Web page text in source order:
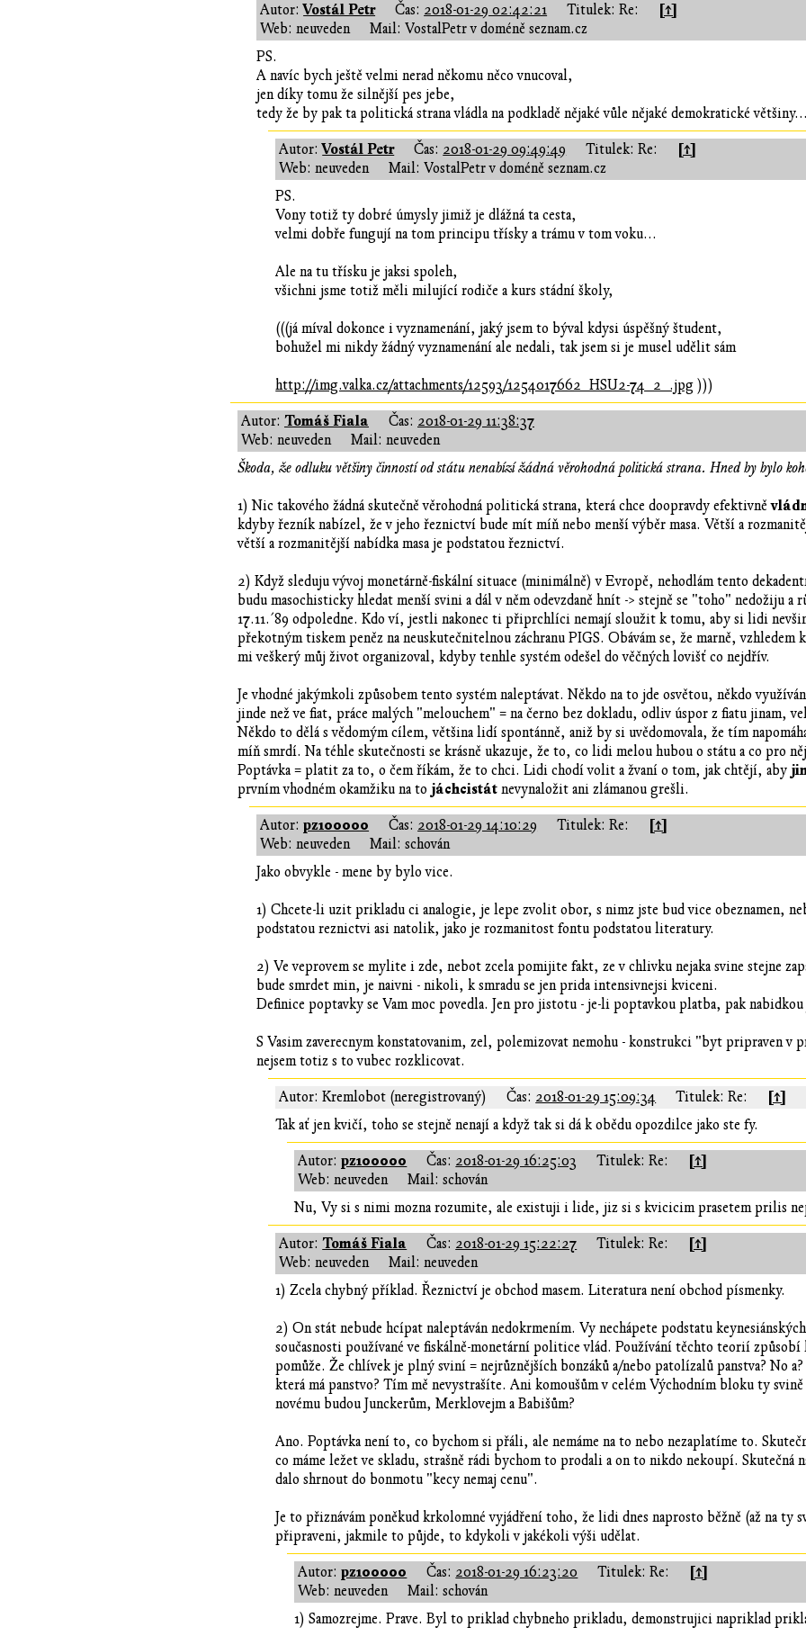
Autor:Vostál Petr Čas: 2018-01-29 02:42:21 Titulek: Re: [↑]
Web: neuveden
Mail: VostalPetr v doméně seznam.cz
PS.
A navíc bych ještě velmi nerad někomu něco vnucoval,
jen díky tomu že silnější pes jebe,
tedy že by pak ta politická strana vládla na podkladě nějaké vůle nějaké demokratické většiny...
Autor:Vostál Petr Čas: 2018-01-29 09:49:49 Titulek: Re: [↑]
Web: neuveden
Mail: VostalPetr v doméně seznam.cz
PS.
Vony totiž ty dobré úmysly jimiž je dlážná ta cesta,
velmi dobře fungují na tom principu třísky a trámu v tom voku...
Ale na tu třísku je jaksi spoleh,
všichni jsme totiž měli milující rodiče a kurs stádní školy,
(((já míval dokonce i vyznamenání, jaký jsem to býval kdysi úspěšný študent,
bohužel mi nikdy žádný vyznamenání ale nedali, tak jsem si je musel udělit sám
http://img.valka.cz/attachments/12593/1254017662_HSU2-74_2_.jpg )))
Autor: Tomáš Fiala Čas: 2018-01-29 11:38:37
Web: neuveden
Mail: neuveden
Škoda, že odluku většiny činností od státu nenabízí žádná věrohodná politická strana. Hned by bylo
1) Nic takového žádná skutečně věrohodná politická strana, která chce doopravdy efektivně
kdyby řezník nabízel, že v jeho řeznictví bude mít míň nebo menší výběr masa. Větší a
větší a rozmanitější nabídka masa je podstatou řeznictví.
2) Když sleduju vývoj monetárně-fiskální situace (minimálně) v Evropě, nehodlám tento
budu masochisticky hledat menší svini a dál v něm odevzdaně hnít -> stejně se "toho" nedožiju
17.11.´89 odpoledne. Kdo ví, jestli nakonec ti připrchlíci nemají sloužit k tomu, aby si lidi
překotným tiskem peněz na neuskutečnitelnou záchranu PIGS. Obávám se, že marně,
mi veškerý můj život organizoval, kdyby tenhle systém odešel do věčných lovišť co nejdřív.
Je vhodné jakýmkoli způsobem tento systém naleptávat. Někdo na to jde osvětou, někdo
jinde než ve fiat, práce malých "melouchem" = na černo bez dokladu, odliv úspor z fiatu jinam,
Někdo to dělá s vědomým cílem, většina lidí spontánně, aniž by si uvědomovala, že tím
míň smrdí. Na téhle skutečnosti se krásně ukazuje, že to, co lidi melou hubou o státu a co pro
Poptávka = platit za to, o čem říkám, že to chci. Lidi chodí volit a žvaní o tom, jak chtějí, aby
prvním vhodném okamžiku na to jáchcistát nevynaložit ani zlámanou grešli.
Autor:pz100000 Čas: 2018-01-29 14:10:29 Titulek: Re: [↑]
Web: neuveden
Mail: schován
Jako obvykle - mene by bylo vice.
1) Chcete-li uzit prikladu ci analogie, je lepe zvolit obor, s nimz jste bud vice obeznamen,
podstatou reznictvi asi natolik, jako je rozmanitost fontu podstatou literatury.
2) Ve veprovem se mylite i zde, nebot zcela pomijite fakt, ze v chlivku nejaka svine stejne
bude smrdet min, je naivni - nikoli, k smradu se jen prida intensivnejsi kviceni.
Definice poptavky se Vam moc povedla. Jen pro jistotu - je-li poptavkou platba, pak nabidkou
S Vasim zaverecnym konstatovanim, zel, polemizovat nemohu - konstrukci "byt pripraven v
nejsem totiz s to vubec rozklicovat.
Autor: Kremlobot (neregistrovaný) Čas: 2018-01-29 15:09:34 Titulek: Re: [↑]
Tak ať jen kvičí, toho se stejně nenají a když tak si dá k obědu opozdilce jako ste fy.
Autor:pz100000 Čas: 2018-01-29 16:25:03 Titulek: Re: [↑]
Web: neuveden
Mail: schován
Nu, Vy si s nimi mozna rozumite, ale existuji i lide, jiz si s kvicicim prasetem prilis
Autor:Tomáš Fiala Čas: 2018-01-29 15:22:27 Titulek: Re: [↑]
Web: neuveden
Mail: neuveden
1) Zcela chybný příklad. Řeznictví je obchod masem. Literatura není obchod písmenky.
2) On stát nebude hcípat naleptáván nedokrmením. Vy nechápete podstatu
současnosti používané ve fiskálně-monetární politice vlád. Používání těchto teorií
pomůže. Že chlívek je plný sviní = nejrůznějších bonzáků a/nebo patolízalů panstva? No
která má panstvo? Tím mě nevystrašíte. Ani komoušům v celém Východním bloku ty
novému budou Junckerům, Merklovejm a Babišům?
Ano. Poptávka není to, co bychom si přáli, ale nemáme na to nebo nezaplatíme to.
co máme ležet ve skladu, strašně rádi bychom to prodali a on to nikdo nekoupí.
dalo shrnout do bonmotu "kecy nemaj cenu".
Je to přiznávám poněkud krkolomné vyjádření toho, že lidi dnes naprosto běžně (až na ty
připraveni, jakmile to půjde, to kdykoli v jakékoli výši udělat.
Autor:pz100000 Čas: 2018-01-29 16:23:20 Titulek: Re: [↑]
Web: neuveden
Mail: schován
1) Samozrejme. Prave. Byl to priklad chybneho prikladu, demonstrujici napriklad